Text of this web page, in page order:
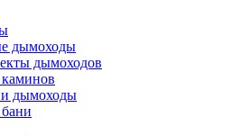
дымоходы
дымоходов
дымоходы